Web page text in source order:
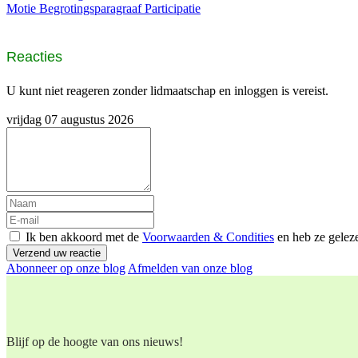
Motie Begrotingsparagraaf Participatie
Reacties
U kunt niet reageren zonder lidmaatschap en inloggen is vereist.
vrijdag 07 augustus 2026
Ik ben akkoord met de Voorwaarden & Condities en heb ze
Verzend uw reactie
Abonneer op onze blog Afmelden van onze blog
Blijf op de hoogte van ons nieuws!